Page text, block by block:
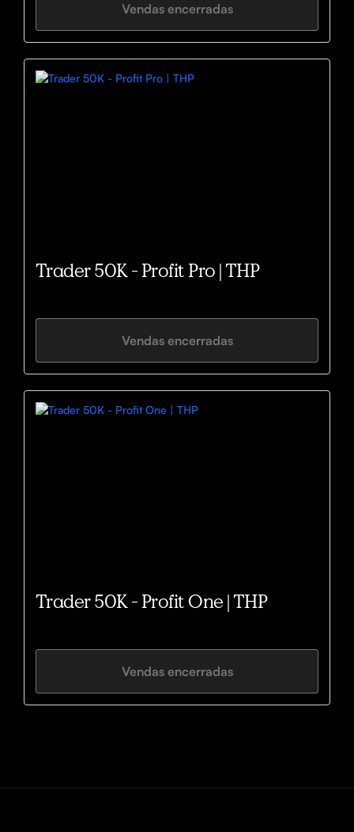
Vendas encerradas
Trader 50K - Profit Pro | THP
Vendas encerradas
Trader 50K - Profit One | THP
Vendas encerradas